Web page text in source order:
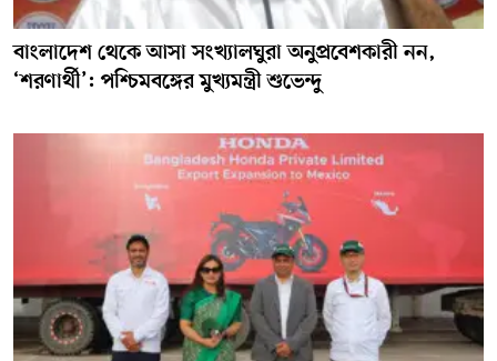
বাংলাদেশ থেকে আসা সংখ্যালঘুরা অনুপ্রবেশকারী নন,
‘শরণার্থী’: পশ্চিমবঙ্গের মুখ্যমন্ত্রী শুভেন্দু